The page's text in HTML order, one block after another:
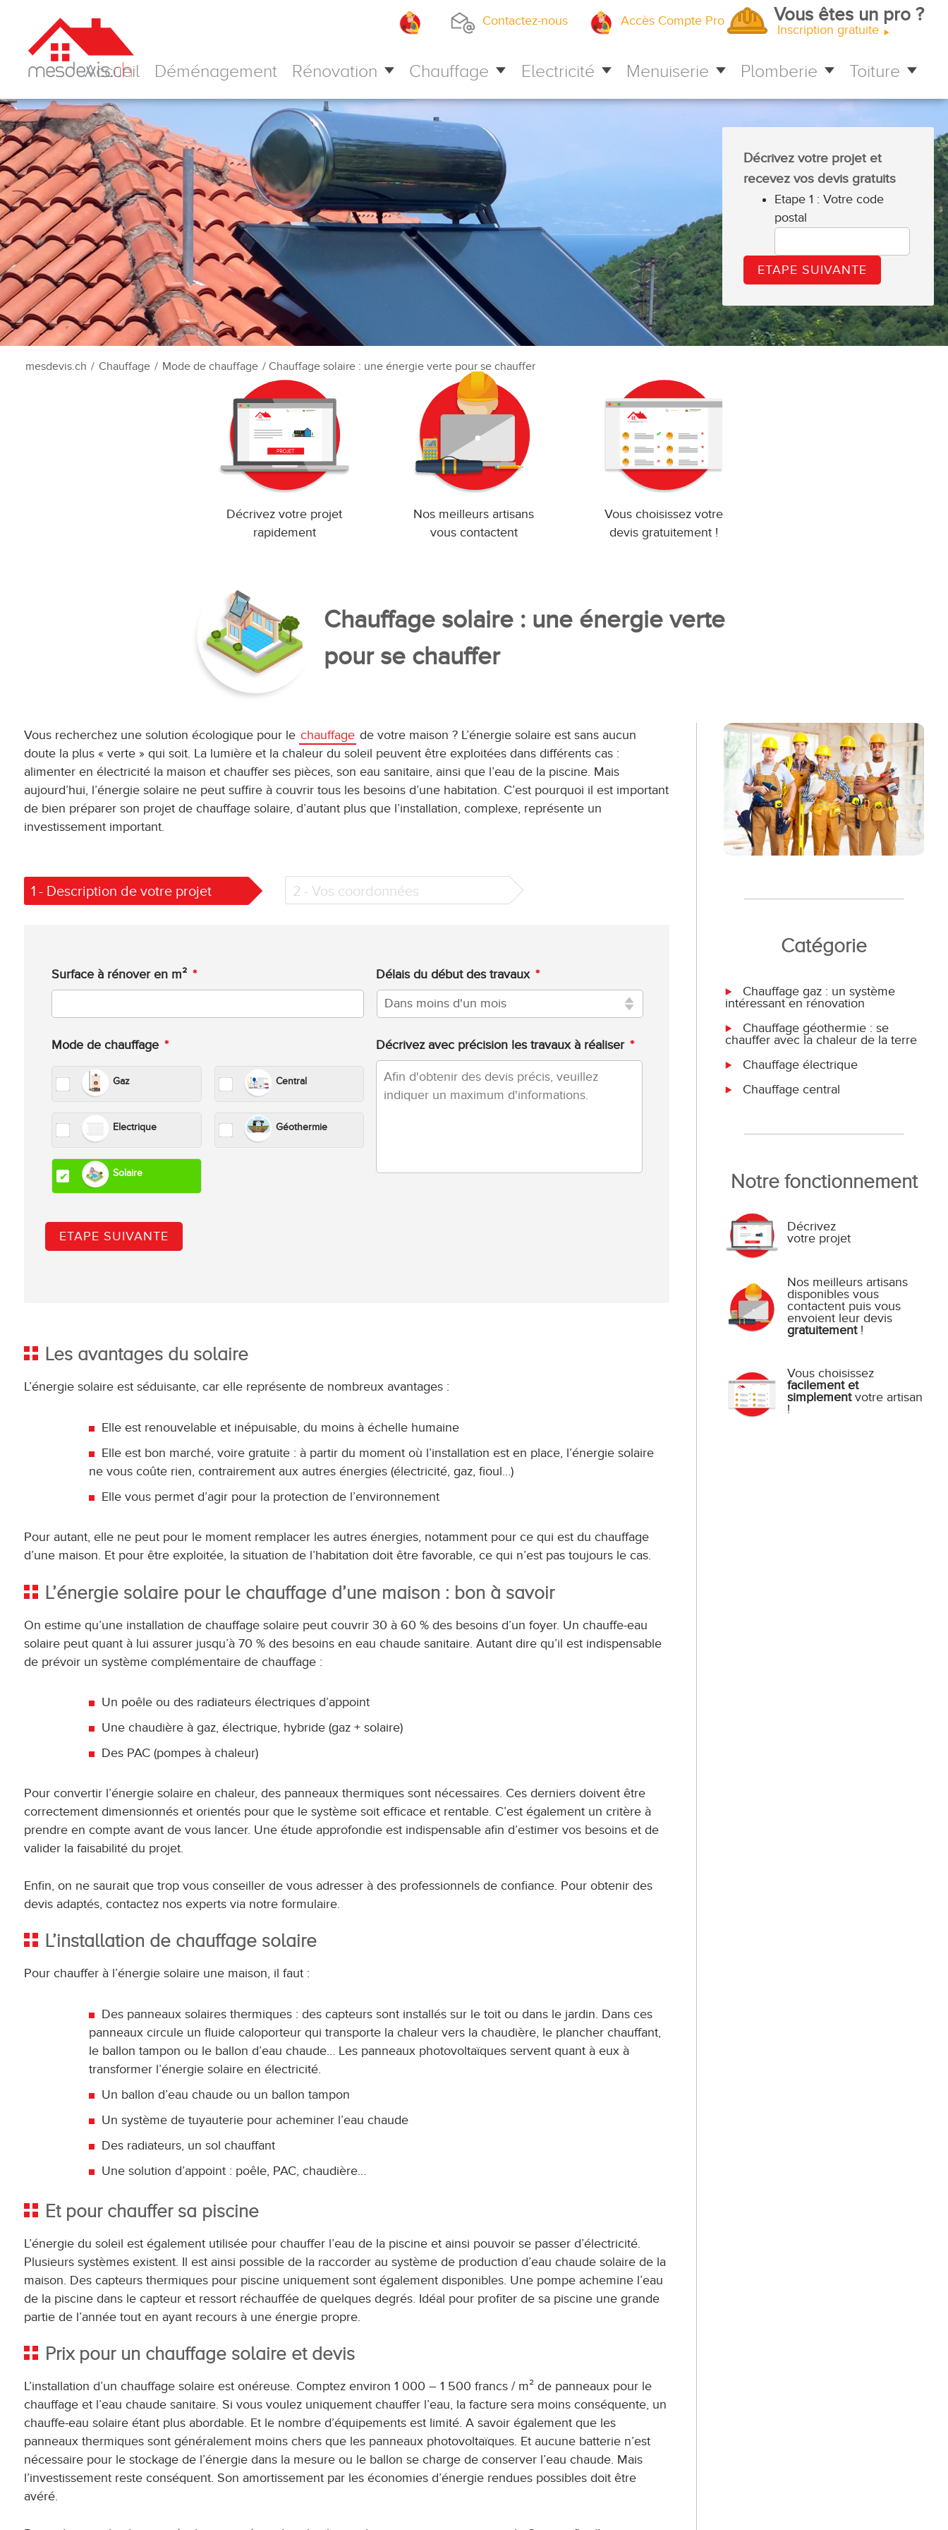
content
Contactez-nous Accès Compte Pro Vous êtes un pro ?
Inscription gratuite
Accueil Déménagement Rénovation Chauffage Electricité Menuiserie Plomberie Toiture
Décrivez votre projet et
recevez vos devis gratuits
Etape 1 : Votre code
postal
Décrivez votre projet
rapidement
Nos meilleurs artisans
vous contactent
Vous choisissez votre
devis gratuitement !
Chauffage solaire : une énergie verte
pour se chauffer
Vous recherchez une solution écologique pour le chauffage de votre maison ? L’énergie solaire est sans aucun
doute la plus « verte » qui soit. La lumière et la chaleur du soleil peuvent être exploitées dans différents cas :
alimenter en électricité la maison et chauffer ses pièces, son eau sanitaire, ainsi que l’eau de la piscine. Mais
aujourd’hui, l’énergie solaire ne peut suffire à couvrir tous les besoins d’une habitation. C’est pourquoi il est important
de bien préparer son projet de chauffage solaire, d’autant plus que l’installation, complexe, représente un
investissement important.
1 - Description de votre projet 2 - Vos coordonnées
Surface à rénover en m² *
Mode de chauffage *
Gaz
Electrique
Solaire
Central
Géothermie
Délais du début des travaux *
Décrivez avec précision les travaux à réaliser *
Les avantages du solaire
L’énergie solaire est séduisante, car elle représente de nombreux avantages :
Elle est renouvelable et inépuisable, du moins à échelle humaine
Elle est bon marché, voire gratuite : à partir du moment où l’installation est en place, l’énergie solaire
ne vous coûte rien, contrairement aux autres énergies (électricité, gaz, fioul…)
Elle vous permet d’agir pour la protection de l’environnement
Pour autant, elle ne peut pour le moment remplacer les autres énergies, notamment pour ce qui est du chauffage
d’une maison. Et pour être exploitée, la situation de l’habitation doit être favorable, ce qui n’est pas toujours le cas.
L’énergie solaire pour le chauffage d’une maison : bon à savoir
On estime qu’une installation de chauffage solaire peut couvrir 30 à 60 % des besoins d’un foyer. Un chauffe-eau
solaire peut quant à lui assurer jusqu’à 70 % des besoins en eau chaude sanitaire. Autant dire qu’il est indispensable
de prévoir un système complémentaire de chauffage :
Un poêle ou des radiateurs électriques d’appoint
Une chaudière à gaz, électrique, hybride (gaz + solaire)
Des PAC (pompes à chaleur)
Pour convertir l’énergie solaire en chaleur, des panneaux thermiques sont nécessaires. Ces derniers doivent être
correctement dimensionnés et orientés pour que le système soit efficace et rentable. C’est également un critère à
prendre en compte avant de vous lancer. Une étude approfondie est indispensable afin d’estimer vos besoins et de
valider la faisabilité du projet.
Enfin, on ne saurait que trop vous conseiller de vous adresser à des professionnels de confiance. Pour obtenir des
devis adaptés, contactez nos experts via notre formulaire.
L’installation de chauffage solaire
Pour chauffer à l’énergie solaire une maison, il faut :
Des panneaux solaires thermiques : des capteurs sont installés sur le toit ou dans le jardin. Dans ces
panneaux circule un fluide caloporteur qui transporte la chaleur vers la chaudière, le plancher chauffant,
le ballon tampon ou le ballon d’eau chaude… Les panneaux photovoltaïques servent quant à eux à
transformer l’énergie solaire en électricité.
Un ballon d’eau chaude ou un ballon tampon
Un système de tuyauterie pour acheminer l’eau chaude
Des radiateurs, un sol chauffant
Une solution d’appoint : poêle, PAC, chaudière…
Et pour chauffer sa piscine
L’énergie du soleil est également utilisée pour chauffer l’eau de la piscine et ainsi pouvoir se passer d’électricité.
Plusieurs systèmes existent. Il est ainsi possible de la raccorder au système de production d’eau chaude solaire de la
maison. Des capteurs thermiques pour piscine uniquement sont également disponibles. Une pompe achemine l’eau
de la piscine dans le capteur et ressort réchauffée de quelques degrés. Idéal pour profiter de sa piscine une grande
partie de l’année tout en ayant recours à une énergie propre.
Prix pour un chauffage solaire et devis
L’installation d’un chauffage solaire est onéreuse. Comptez environ 1 000 – 1 500 francs / m² de panneaux pour le
chauffage et l’eau chaude sanitaire. Si vous voulez uniquement chauffer l’eau, la facture sera moins conséquente, un
chauffe-eau solaire étant plus abordable. Et le nombre d’équipements est limité. A savoir également que les
panneaux thermiques sont généralement moins chers que les panneaux photovoltaïques. Et aucune batterie n’est
nécessaire pour le stockage de l’énergie dans la mesure ou le ballon se charge de conserver l’eau chaude. Mais
l’investissement reste conséquent. Son amortissement par les économies d’énergie rendues possibles doit être
avéré.
Catégorie
Chauffage gaz : un système
intéressant en rénovation
Chauffage géothermie : se
chauffer avec la chaleur de la terre
Chauffage électrique
Chauffage central
Notre fonctionnement
Décrivez
votre projet
Nos meilleurs artisans
disponibles vous
contactent puis vous
envoient leur devis
gratuitement!
Vous choisissez
facilement et
simplementvotre artisan
!
mesdevis.ch / Chauffage / Mode de chauffage / Chauffage solaire : une énergie verte pour se chauffer